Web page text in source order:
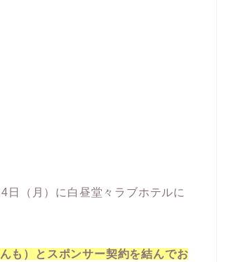
日（月）に白昼堂々ラブホテルに
も）とスポンサー契約を結んでお